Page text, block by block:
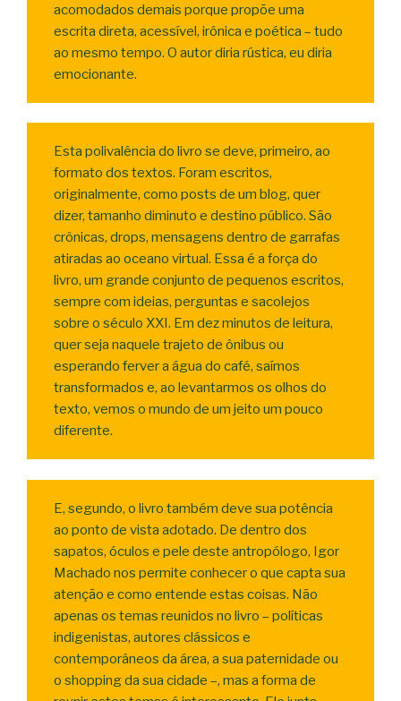
acomodados demais porque propõe uma
escrita direta, acessível, irônica e poética – tudo
ao mesmo tempo. O autor diria rústica, eu diria
emocionante.
Esta polivalência do livro se deve, primeiro, ao
formato dos textos. Foram escritos,
originalmente, como posts de um blog, quer
dizer, tamanho diminuto e destino público. São
crônicas, drops, mensagens dentro de garrafas
atiradas ao oceano virtual. Essa é a força do
livro, um grande conjunto de pequenos escritos,
sempre com ideias, perguntas e sacolejos
sobre o século XXI. Em dez minutos de leitura,
quer seja naquele trajeto de ônibus ou
esperando ferver a água do café, saímos
transformados e, ao levantarmos os olhos do
texto, vemos o mundo de um jeito um pouco
diferente.
E, segundo, o livro também deve sua potência
ao ponto de vista adotado. De dentro dos
sapatos, óculos e pele deste antropólogo, Igor
Machado nos permite conhecer o que capta sua
atenção e como entende estas coisas. Não
apenas os temas reunidos no livro – políticas
indigenistas, autores clássicos e
contemporâneos da área, a sua paternidade ou
o shopping da sua cidade –, mas a forma de